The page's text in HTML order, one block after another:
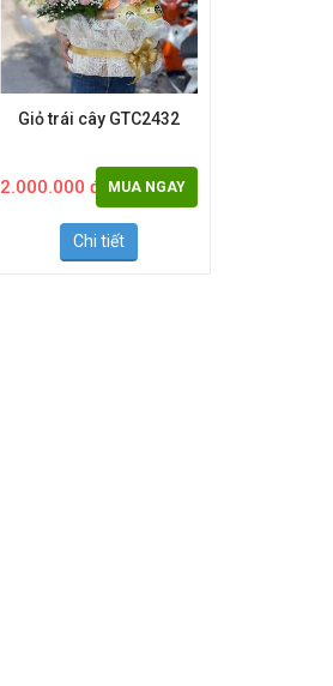
Giỏ trái cây GTC2432
2.000.000 đ MUA NGAY
Chi tiết